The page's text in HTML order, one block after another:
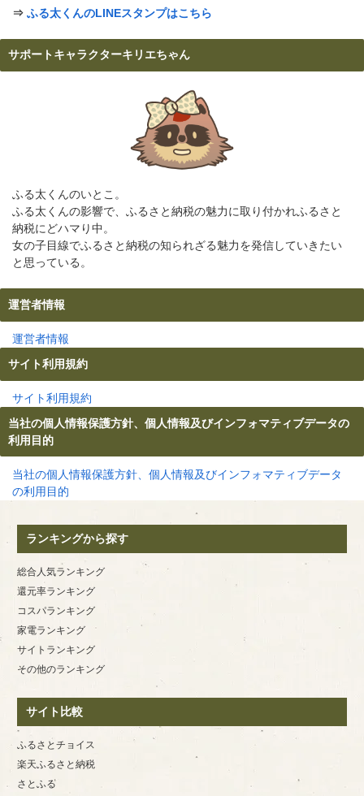
⇒ ふる太くんのLINEスタンプはこちら
サポートキャラクターキリエちゃん
ふる太くんのいとこ。
ふる太くんの影響で、ふるさと納税の魅力に取り付かれふるさと
納税にどハマり中。
女の子目線でふるさと納税の知られざる魅力を発信していきたい
と思っている。
運営者情報
運営者情報
サイト利用規約
サイト利用規約
当社の個人情報保護方針、個人情報及びインフォマティブデータの
利用目的
当社の個人情報保護方針、個人情報及びインフォマティブデータ
の利用目的
ランキングから探す
総合人気ランキング
還元率ランキング
コスパランキング
家電ランキング
サイトランキング
その他のランキング
サイト比較
ふるさとチョイス
楽天ふるさと納税
さとふる